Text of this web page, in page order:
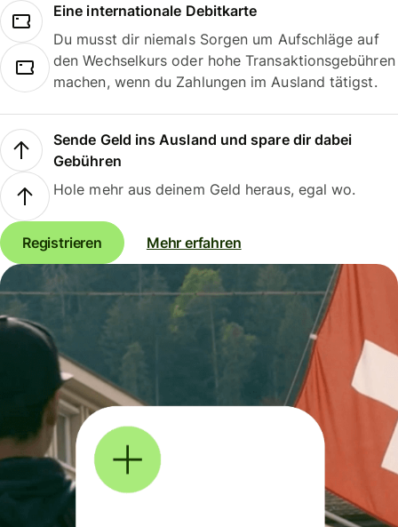
Eine internationale Debitkarte
Du musst dir niemals Sorgen um Aufschläge auf
den Wechselkurs oder hohe Transaktionsgebühren
machen, wenn du Zahlungen im Ausland tätigst.
Sende Geld ins Ausland und spare dir dabei
Gebühren
Hole mehr aus deinem Geld heraus, egal wo.
Registrieren Mehr erfahren